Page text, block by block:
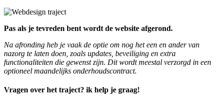
Pas als je tevreden bent wordt de website afgerond.
Na afronding heb je vaak de optie om nog het een en ander van
nazorg te laten doen, zoals updates, beveiliging en extra
functionaliteiten die gewenst zijn. Dit wordt meestal verzorgd in een
optioneel maandelijks onderhoudscontract.
Vragen over het traject? ik help je graag!